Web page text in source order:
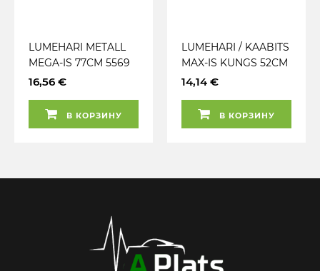
LUMEHARI METALL
MEGA-IS 77CM 5569
KUNGS
16,56 €
В КОРЗИНУ
LUMEHARI / KAABITS
MAX-IS KUNGS 52CM
14,14 €
В КОРЗИНУ